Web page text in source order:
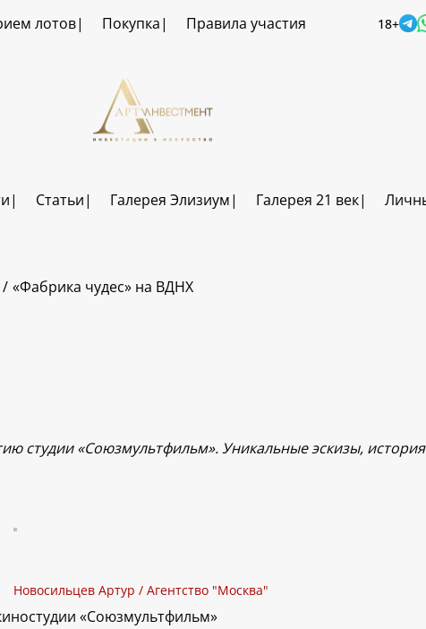
лотов Покупка Правила участия 18+
Статьи Галерея Элизиум Галерея 21 век
«Фабрика чудес» на ВДНХ
студии «Союзмультфильм». Уникальные эскизы,
Новосильцев Артур / Агентство "Москва"
«Союзмультфильм»